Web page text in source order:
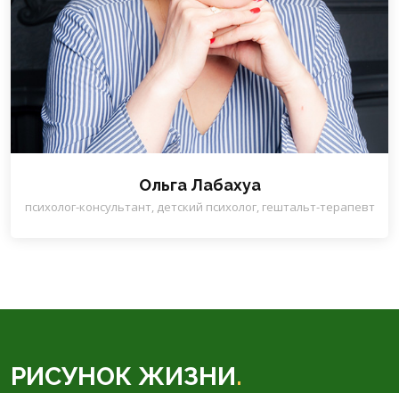
Ольга Лабахуа
психолог-консультант, детский психолог, гештальт-терапевт
РИСУНОК ЖИЗНИ.